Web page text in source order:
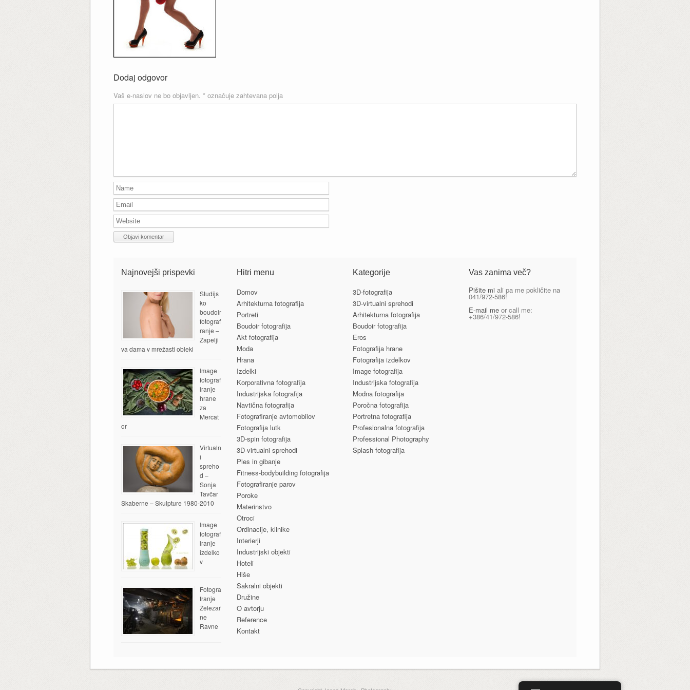
Dodaj odgovor
Vaš e-naslov ne bo objavljen. *označuje zahtevana polja
Najnovejši prispevki
Studijs
ko
boudoir
fotograf
ranje –
Zapelji
va dama v mrežasti obleki
Image
fotograf
iranje
hrane
za
Mercat
or
Virtualn
i
spreho
d –
Sonja
Tavčar
Skaberne – Skulpture 1980-2010
Image
fotograf
iranje
izdelko
v
Fotogra
franje
Železar
ne
Ravne
Hitri menu
Domov
Arhitekturna fotografija
Portreti
Boudoir fotografija
Akt fotografija
Moda
Hrana
Izdelki
Korporativna fotografija
Industrijska fotografija
Navtična fotografija
Fotografiranje avtomobilov
Fotografija lutk
3D-spin fotografija
3D-virtualni sprehodi
Ples in gibanje
Fitness-bodybuilding fotografija
Fotografiranje parov
Poroke
Materinstvo
Otroci
Ordinacije, klinike
Interierji
Industrijski objekti
Hoteli
Hiše
Sakralni objekti
Družine
O avtorju
Reference
Kontakt
Kategorije
3D-fotografija
3D-virtualni sprehodi
Arhitekturna fotografija
Boudoir fotografija
Eros
Fotografija hrane
Fotografija izdelkov
Image fotografija
Industrijska fotografija
Modna fotografija
Poročna fotografija
Portretna fotografija
Profesionalna fotografija
Professional Photography
Splash fotografija
Vas zanima več?
Pišite mi ali pa me pokličite na
041/972-586!
E-mail meor call me:
+386/41/972-586!